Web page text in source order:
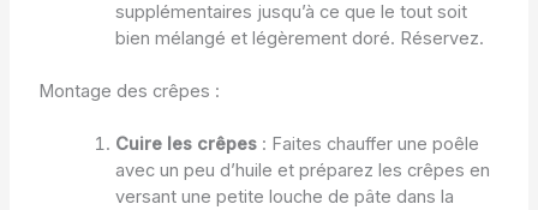
supplémentaires jusqu’à ce que le tout soit
bien mélangé et légèrement doré. Réservez.
Montage des crêpes :
Cuire les crêpes: Faites chauffer une poêle
avec un peu d’huile et préparez les crêpes en
versant une petite louche de pâte dans la